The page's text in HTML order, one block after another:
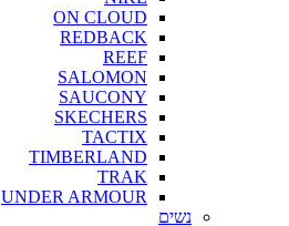
ON CLOUD
REDBACK
REEF
SALOMON
SAUCONY
SKECHERS
TACTIX
TIMBERLAND
TRAK
UNDER ARMOUR
נשים